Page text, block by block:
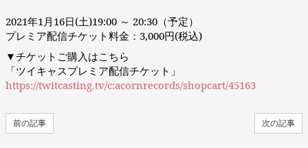
2021年1月16日(土)19:00 ～ 20:30（予定）
プレミア配信チケット料金：3,000円(税込)
▼チケットご購入はこちら
「ツイキャスプレミア配信チケット」
https://twitcasting.tv/c:acornrecords/shopcart/45163
次の記事
前の記事